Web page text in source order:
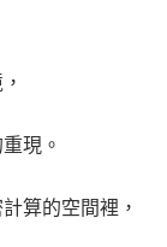
現。
算的空間裡，